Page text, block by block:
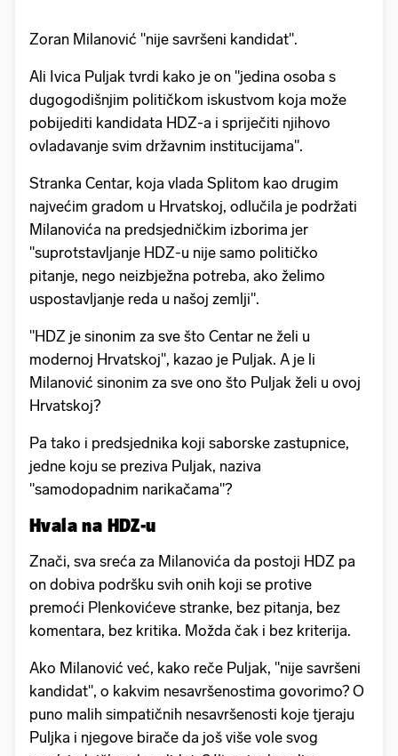
Zoran Milanović "nije savršeni kandidat".
Ali Ivica Puljak tvrdi kako je on "jedina osoba s
dugogodišnjim političkom iskustvom koja može
pobijediti kandidata HDZ-a i spriječiti njihovo
ovladavanje svim državnim institucijama".
Stranka Centar, koja vlada Splitom kao drugim
najvećim gradom u Hrvatskoj, odlučila je podržati
Milanovića na predsjedničkim izborima jer
"suprotstavljanje HDZ-u nije samo političko
pitanje, nego neizbježna potreba, ako želimo
uspostavljanje reda u našoj zemlji".
"HDZ je sinonim za sve što Centar ne želi u
modernoj Hrvatskoj", kazao je Puljak. A je li
Milanović sinonim za sve ono što Puljak želi u ovoj
Hrvatskoj?
Pa tako i predsjednika koji saborske zastupnice,
jedne koju se preziva Puljak, naziva
"samodopadnim narikačama"?
Hvala na HDZ-u
Znači, sva sreća za Milanovića da postoji HDZ pa
on dobiva podršku svih onih koji se protive
premoći Plenkovićeve stranke, bez pitanja, bez
komentara, bez kritika. Možda čak i bez kriterija.
Ako Milanović već, kako reče Puljak, "nije savršeni
kandidat", o kakvim nesavršenostima govorimo? O
puno malih simpatičnih nesavršenosti koje tjeraju
Puljka i njegove birače da još više vole svog